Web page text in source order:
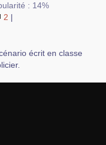
: 14%
2 |
écrit en classe